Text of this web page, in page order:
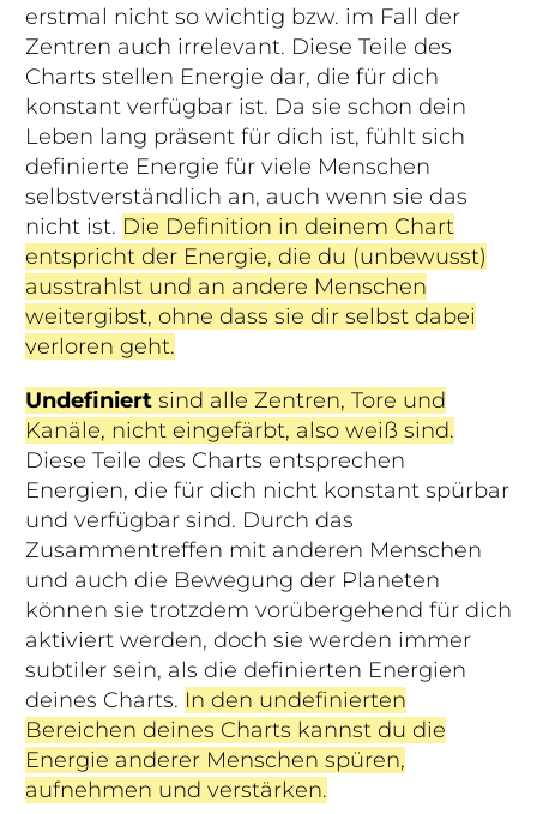
erstmal nicht so wichtig bzw. im Fall der
Zentren auch irrelevant. Diese Teile des
Charts stellen Energie dar, die für dich
konstant verfügbar ist. Da sie schon dein
Leben lang präsent für dich ist, fühlt sich
definierte Energie für viele Menschen
selbstverständlich an, auch wenn sie das
nicht ist. Die Definition in deinem Chart
entspricht der Energie, die du (unbewusst)
ausstrahlst und an andere Menschen
weitergibst, ohne dass sie dir selbst dabei
verloren geht.
Undefiniert sind alle Zentren, Tore und
Kanäle, nicht eingefärbt, also weiß sind.
Diese Teile des Charts entsprechen
Energien, die für dich nicht konstant spürbar
und verfügbar sind. Durch das
Zusammentreffen mit anderen Menschen
und auch die Bewegung der Planeten
können sie trotzdem vorübergehend für dich
aktiviert werden, doch sie werden immer
subtiler sein, als die definierten Energien
deines Charts. In den undefinierten
Bereichen deines Charts kannst du die
Energie anderer Menschen spüren,
aufnehmen und verstärken.